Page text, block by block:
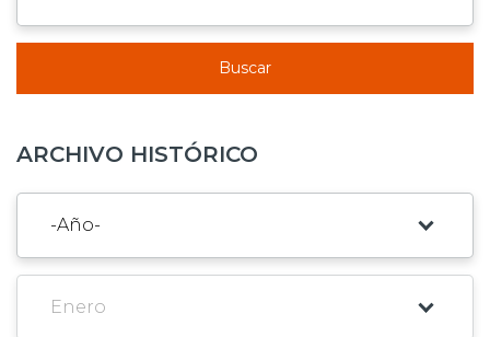
Buscar
ARCHIVO HISTÓRICO